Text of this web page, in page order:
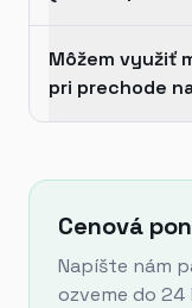
Môžem využiť
pri prechode
Cenová
Napíšte nám
ozveme do 24